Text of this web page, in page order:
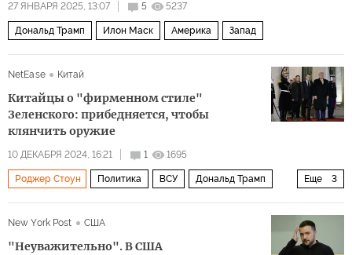
27 ЯНВАРЯ 2025, 13:07 5 5237
Дональд Трамп Илон Маск Америка Запад
NetEase Китай
Китайцы о "фирменном стиле"
Зеленского: прибедняется, чтобы
клянчить оружие
10 ДЕКАБРЯ 2024, 16:21 1 1695
Еще 3
Роджер Стоун Политика ВСУ Дональд Трамп
New York Post
США
"Неуважительно". В США